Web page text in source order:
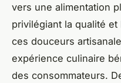
vers une alimentation
privilégiant la qualité
ces douceurs
expérience culinaire
des consommateurs.